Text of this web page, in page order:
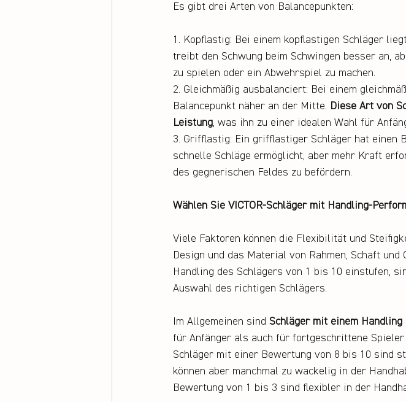
Es gibt drei Arten von Balancepunkten:
1. Kopflastig: Bei einem kopflastigen Schläger
treibt den Schwung beim Schwingen besser an,
zu spielen oder ein Abwehrspiel zu machen.
2. Gleichmäßig ausbalanciert: Bei einem
Balancepunkt näher an der Mitte. Diese Art von
Leistung, was ihn zu einer idealen Wahl für
3. Grifflastig: Ein grifflastiger Schläger hat einen
schnelle Schläge ermöglicht, aber mehr Kraft
des gegnerischen Feldes zu befördern.
Wählen Sie VICTOR-Schläger mit Handling-
Viele Faktoren können die Flexibilität und
Design und das Material von Rahmen, Schaft
Handling des Schlägers von 1 bis 10 einstufen,
Auswahl des richtigen Schlägers.
Im Allgemeinen sind Schläger mit einem
für Anfänger als auch für fortgeschrittene
Schläger mit einer Bewertung von 8 bis 10 sind
können aber manchmal zu wackelig in der
Bewertung von 1 bis 3 sind flexibler in der